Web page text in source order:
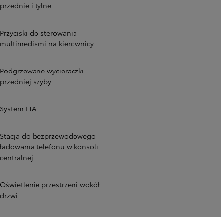
przednie i tylne
Przyciski do sterowania
multimediami na kierownicy
Podgrzewane wycieraczki
przedniej szyby
System LTA
Stacja do bezprzewodowego
ładowania telefonu w konsoli
centralnej
Oświetlenie przestrzeni wokół
drzwi